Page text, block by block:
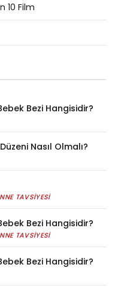
10 Film
Bezi Hangisidir?
Nasıl Olmalı?
TAVSIYESI
Bezi Hangisidir?
TAVSIYESI
Bezi Hangisidir?